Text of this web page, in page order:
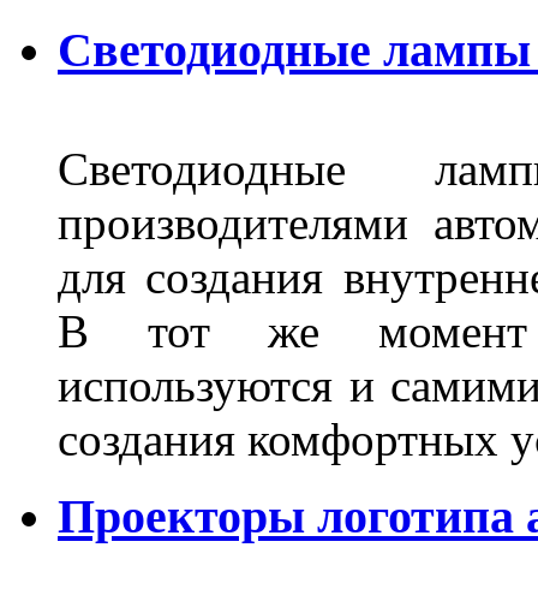
Светодиодные
Светодиодные
производителями
для создания
В тот же момент
используются и
создания комфортных
Проекторы логотипа